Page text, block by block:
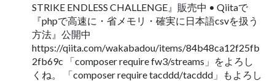
STRIKE ENDLESS CHALLENGE』販売中 • Qiitaで
『phpで高速に・省メモリ・確実に日本語csvを扱う
方法』公開中
https://qiita.com/wakabadou/items/84b48ca12f25fb
2fb69c 「composer require fw3/streams」をよろし
くね。 「composer require tacddd/tacddd」もよろし